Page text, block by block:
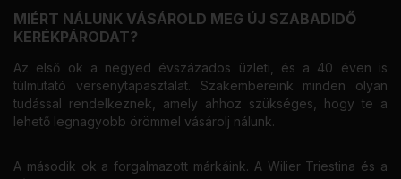
MIÉRT NÁLUNK VÁSÁROLD MEG ÚJ SZABADIDŐ
KERÉKPÁRODAT?
Az első ok a negyed évszázados üzleti, és a 40 éven is
túlmutató versenytapasztalat. Szakembereink minden olyan
tudással rendelkeznek, amely ahhoz szükséges, hogy te a
lehető legnagyobb örömmel vásárolj nálunk.
A második ok a forgalmazott márkáink. A Wilier Triestina és a